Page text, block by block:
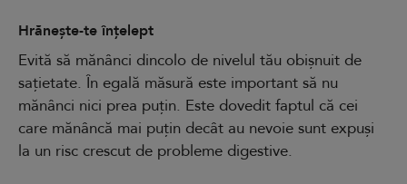
Hrănește-te înțelept
Evită să mănânci dincolo de nivelul tău obișnuit de
sațietate. În egală măsură este important să nu
mănânci nici prea puțin. Este dovedit faptul că cei
care mănâncă mai puțin decât au nevoie sunt expuși
la un risc crescut de probleme digestive.